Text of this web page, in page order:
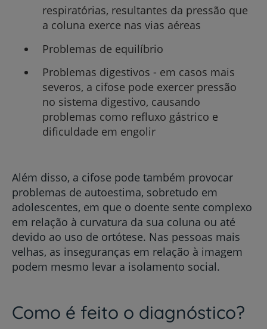
respiratórias, resultantes da pressão que
a coluna exerce nas vias aéreas
Problemas de equilíbrio
Problemas digestivos - em casos mais
severos, a cifose pode exercer pressão
no sistema digestivo, causando
problemas como refluxo gástrico e
dificuldade em engolir
Além disso, a cifose pode também provocar
problemas de autoestima, sobretudo em
adolescentes, em que o doente sente complexo
em relação à curvatura da sua coluna ou até
devido ao uso de ortótese. Nas pessoas mais
velhas, as inseguranças em relação à imagem
podem mesmo levar a isolamento social.
Como é feito o diagnóstico?